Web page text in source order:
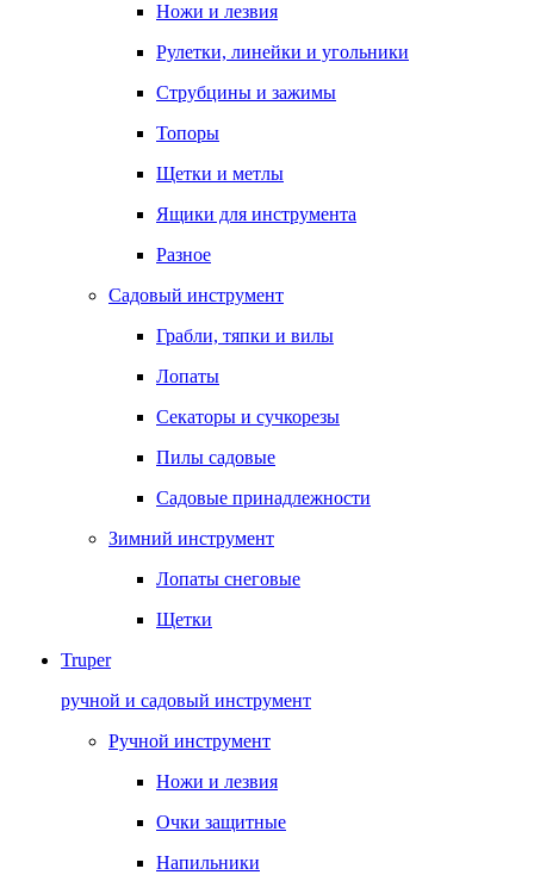
Ножи и лезвия
Рулетки, линейки и угольники
Струбцины и зажимы
Топоры
Щетки и метлы
Ящики для инструмента
Разное
Садовый инструмент
Грабли, тяпки и вилы
Лопаты
Секаторы и сучкорезы
Пилы садовые
Садовые принадлежности
Зимний инструмент
Лопаты снеговые
Щетки
Truper
ручной и садовый инструмент
Ручной инструмент
Ножи и лезвия
Очки защитные
Напильники